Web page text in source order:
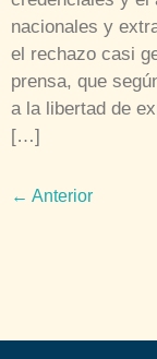
nacionales y
el rechazo casi
prensa, que
a la libertad de
[…]
← Anterior